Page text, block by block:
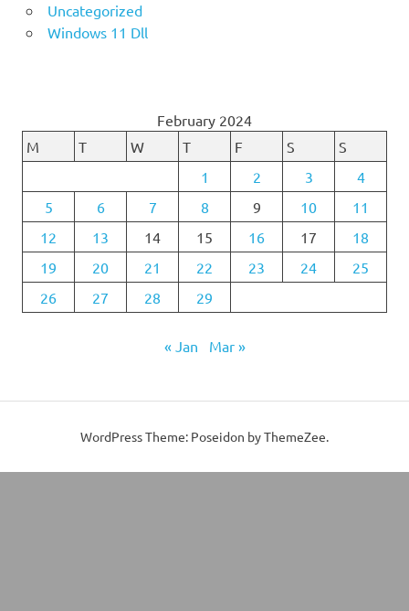
Uncategorized
Windows 11 Dll
February 2024
M
T W T F S
S
1
2 3
4
5
6 7 8 9 10
11
12
13 14 15 16 17
18
19
20 21 22 23 24
25
26
27 28 29
« Jan Mar »
WordPress Theme: Poseidon by ThemeZee.